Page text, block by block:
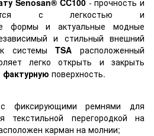
с легкостью и
формы и актуальные модные
и стильный внешний
системыTSAрасположенный
легко открыть и закрыть
фактурную поверхность.
фиксирующими ремнями для
текстильной перегородкой на
карман на молнии;